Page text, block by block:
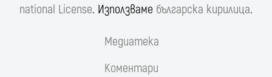
national License. Използваме българска кирилица.
Медиатека
Коментари